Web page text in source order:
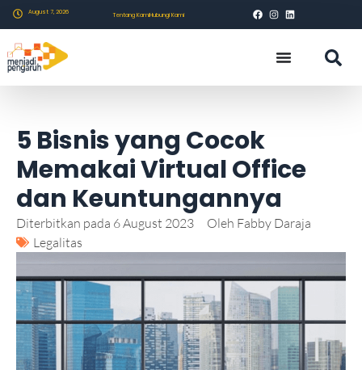
August 7, 2026 Tentang KamiHubungi Kami
5 Bisnis yang Cocok
Memakai Virtual Office
dan Keuntungannya
Diterbitkan pada 6 August 2023 Oleh Fabby Daraja
Legalitas